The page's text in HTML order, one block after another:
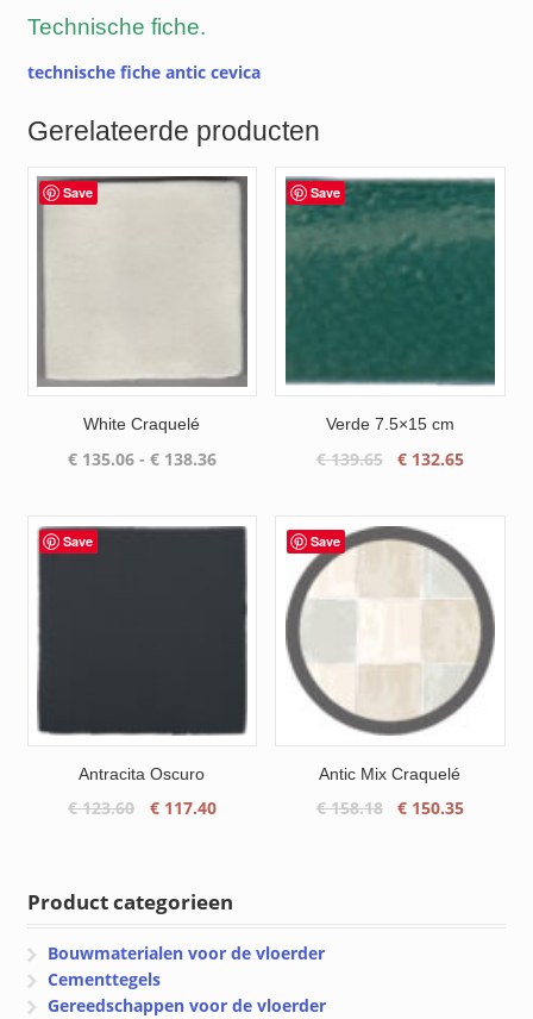
Technische fiche.
technische fiche antic cevica
Gerelateerde producten
Save
White Craquelé
€135.06 - €138.36Prijsklasse:
€ 138.36
Save
Verde 7.5×15 cm
€139.65
Oorspronkelijke
€ 139.65.
€ 132.65Huidige
Save
Antracita Oscuro
€123.60
Oorspronkelijke
€117.40Huidige
Save
Antic Mix Craquelé
€158.18
Oorspronkelijke
€ 150.35Huidige
Product categorieen
Bouwmaterialen voor de vloerder
Cementtegels
Gereedschappen voor de vloerder